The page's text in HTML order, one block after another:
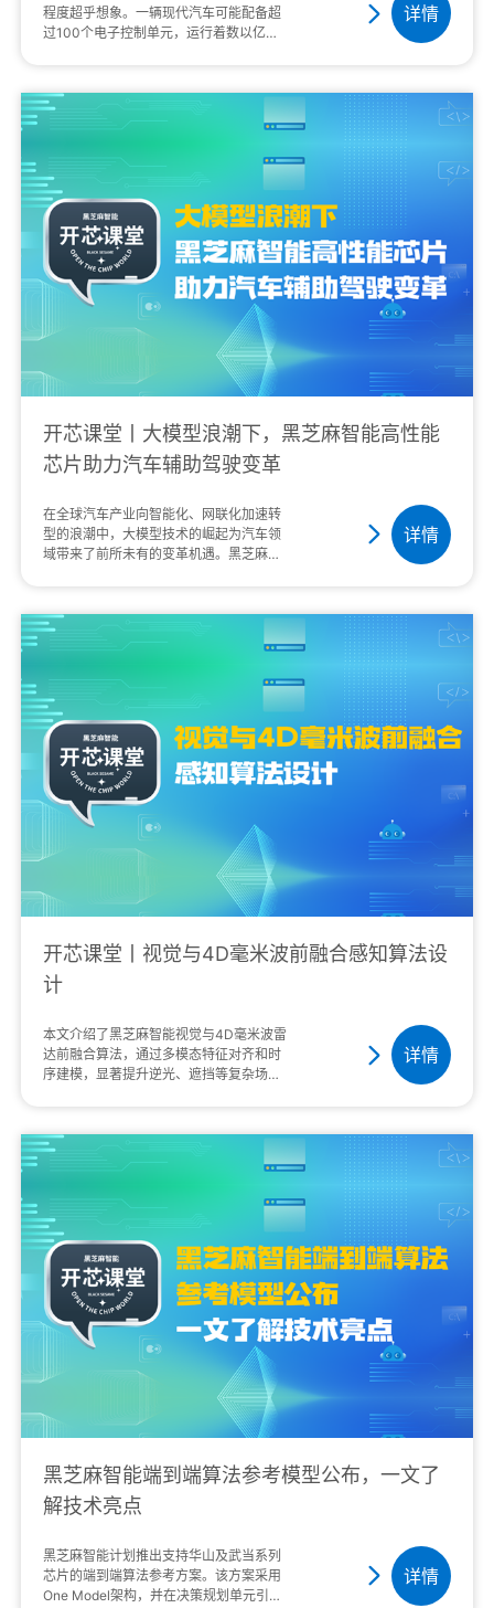
程度超乎想象。一辆现代汽车可能配备超
过100个电子控制单元，运行着数以亿计
统级芯片中的···
详情
开芯课堂丨大模型浪潮下，黑芝麻智能高性能
芯片助力汽车辅助驾驶变革
在全球汽车产业向智能化、网联化加速转
型的浪潮中，大模型技术的崛起为汽车领
域带来了前所未有的变革机遇。黑芝麻智
为行业注入新的···
详情
开芯课堂丨视觉与4D毫米波前融合感知算法设
计
本文介绍了黑芝麻智能视觉与4D毫米波雷
达前融合算法，通过多模态特征对齐和时
序建模，显著提升逆光、遮挡等复杂场景
详情
黑芝麻智能端到端算法参考模型公布，一文了
解技术亮点
黑芝麻智能计划推出支持华山及武当系列
芯片的端到端算法参考方案。该方案采用
One Model架构，并在决策规划单元引入
详情